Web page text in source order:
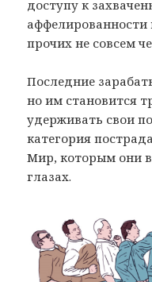
доступу к
аффелированности
прочих не совсем
Последние
но им становится
удерживать свои
категория
Мир, которым они
глазах.